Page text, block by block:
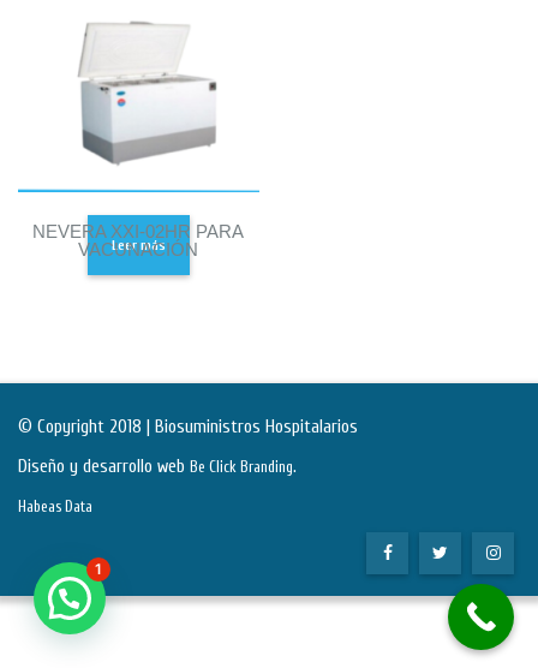
NEVERA XXI-02HR PARA
VACUNACIÓN
Leer más
© Copyright 2018 | Biosuministros Hospitalarios
Diseño y desarrollo web Be Click Branding.
Habeas Data
1